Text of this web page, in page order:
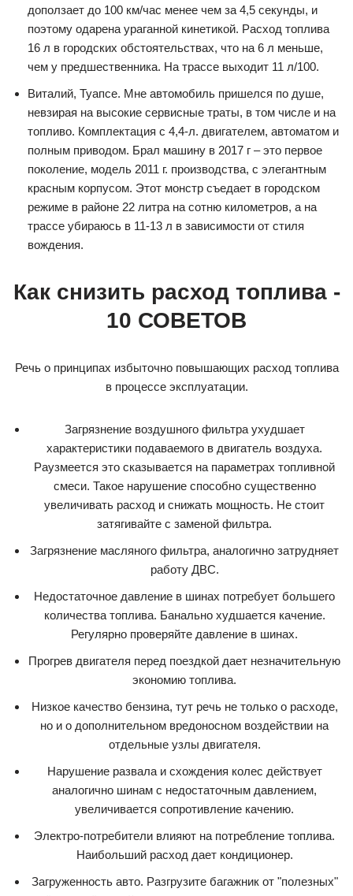
доползает до 100 км/час менее чем за 4,5 секунды, и
поэтому одарена ураганной кинетикой. Расход топлива
16 л в городских обстоятельствах, что на 6 л меньше,
чем у предшественника. На трассе выходит 11 л/100.
Виталий, Туапсе. Мне автомобиль пришелся по душе,
невзирая на высокие сервисные траты, в том числе и на
топливо. Комплектация с 4,4-л. двигателем, автоматом и
полным приводом. Брал машину в 2017 г – это первое
поколение, модель 2011 г. производства, с элегантным
красным корпусом. Этот монстр съедает в городском
режиме в районе 22 литра на сотню километров, а на
трассе убираюсь в 11-13 л в зависимости от стиля
вождения.
Как снизить расход топлива -
10 СОВЕТОВ
Речь о принципах избыточно повышающих расход топлива
в процессе эксплуатации.
Загрязнение воздушного фильтра ухудшает
характеристики подаваемого в двигатель воздуха.
Раузмеется это сказывается на параметрах топливной
смеси. Такое нарушение способно существенно
увеличивать расход и снижать мощность. Не стоит
затягивайте с заменой фильтра.
Загрязнение масляного фильтра, аналогично затрудняет
работу ДВС.
Недостаточное давление в шинах потребует большего
количества топлива. Банально худшается качение.
Регулярно проверяйте давление в шинах.
Прогрев двигателя перед поездкой дает незначительную
экономию топлива.
Низкое качество бензина, тут речь не только о расходе,
но и о дополнительном вредоносном воздействии на
отдельные узлы двигателя.
Нарушение развала и схождения колес действует
аналогично шинам с недостаточным давлением,
увеличивается сопротивление качению.
Электро-потребители влияют на потребление топлива.
Наибольший расход дает кондиционер.
Загруженность авто. Разгрузите багажник от "полезных"